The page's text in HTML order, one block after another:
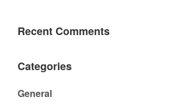
Recent Comments
Categories
General